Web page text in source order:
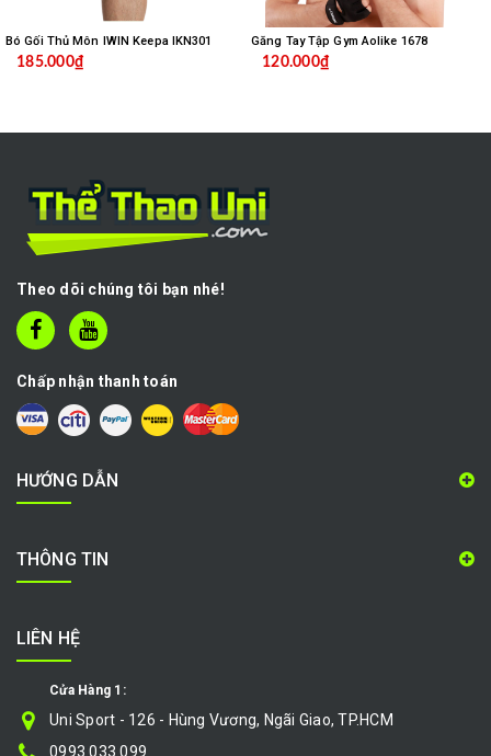
Bó Gối Thủ Môn IWIN Keepa IKN301
185.000₫
Găng Tay Tập Gym Aolike 1678
120.000₫
Theo dõi chúng tôi bạn nhé!
Chấp nhận thanh toán
HƯỚNG DẪN
THÔNG TIN
LIÊN HỆ
Cửa Hàng 1:
Uni Sport - 126 - Hùng Vương, Ngãi Giao, TP.HCM
0993.033.099